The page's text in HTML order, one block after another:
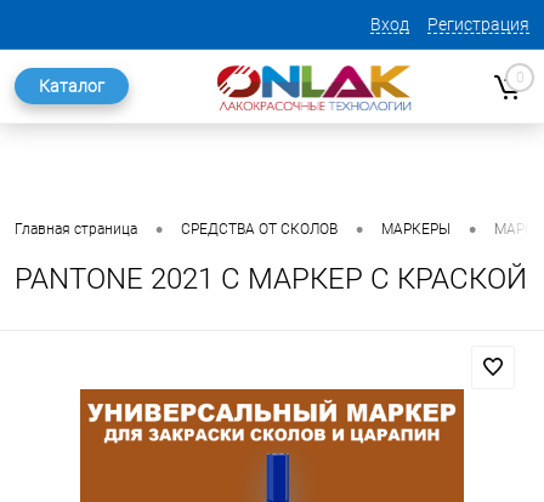
Вход Регистрация
Каталог 0
Главная страница • СРЕДСТВА ОТ СКОЛОВ • МАРКЕРЫ •
PANTONE 2021 C МАРКЕР С КРАСКОЙ